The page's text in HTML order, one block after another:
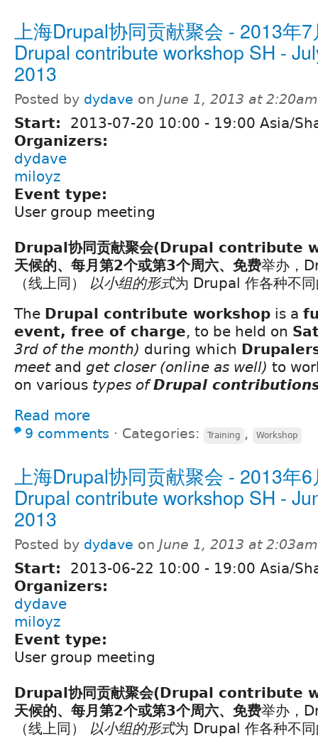
上海Drupal协同贡献聚会 - 2013年
Drupal contribute workshop SH -
2013
Posted by dydave on June 1, 2013 at 2:20am
Start: 2013-07-20 10:00 - 19:00 Asia/
Organizers:
dydave
miloyz
Event type:
User group meeting
Drupal协同贡献聚会(Drupal contribute
天候的、每月第2个或第3个周六、免费举办，
（线上同） 以小组的形式为 Drupal 作各种不
The Drupal contribute workshop is a
event, free of charge, to be held on
3rd of the month) during which
meetand get closer (online as well) to
on various types ofDrupal
Read more
9 comments ⋅ Categories: Training , Workshop
上海Drupal协同贡献聚会 - 2013年
Drupal contribute workshop SH -
2013
Posted by dydave on June 1, 2013 at 2:03am
Start: 2013-06-22 10:00 - 19:00 Asia/
Organizers:
dydave
miloyz
Event type:
User group meeting
Drupal协同贡献聚会(Drupal contribute
天候的、每月第2个或第3个周六、免费举办，
（线上同） 以小组的形式为 Drupal 作各种不